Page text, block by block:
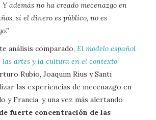
además no ha creado mecenazgo en
si el dinero es público, no es
análisis comparado,El modelo español
artes y la cultura en el contexto
Rubio, Joaquim Rius y Santi
las experiencias de mecenazgo en
y Francia, y una vez más alertando
fuerte concentración de las